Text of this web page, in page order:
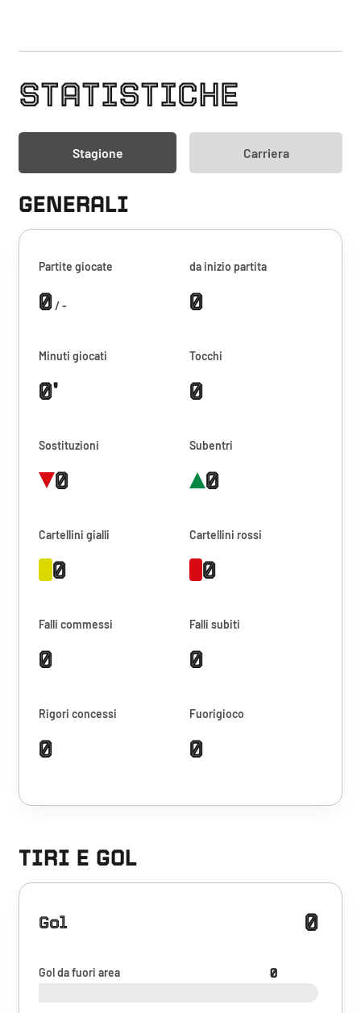
STATISTICHE
Stagione Carriera
GENERALI
Partite giocate
0/ -
da inizio partita
0
Minuti giocati
0'
Tocchi
0
Sostituzioni
0
Subentri
0
Cartellini gialli
0
Cartellini rossi
0
Falli commessi
0
Falli subiti
0
Rigori concessi
0
Fuorigioco
0
TIRI E GOL
Gol 0
Gol da fuori area 0